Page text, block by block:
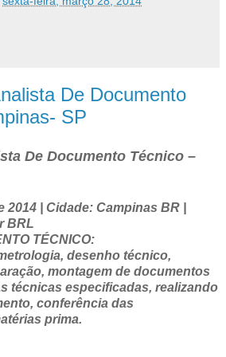
De Documento
SP
De Documento Técnico –
2014 | Cidade: Campinas BR |
BRL
TÉCNICO:
desenho técnico,
montagem de documentos
técnicas especificadas, realizando
conferência das
prima.